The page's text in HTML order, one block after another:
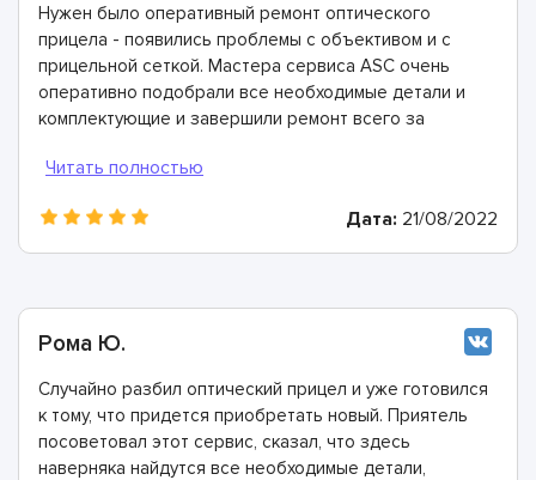
Нужен было оперативный ремонт оптического
прицела - появились проблемы с объективом и с
прицельной сеткой. Мастера сервиса ASC очень
оперативно подобрали все необходимые детали и
комплектующие и завершили ремонт всего за
профи!
Дата: 21/08/2022
Рома Ю.
Случайно разбил оптический прицел и уже готовился
к тому, что придется приобретать новый. Приятель
посоветовал этот сервис, сказал, что здесь
наверняка найдутся все необходимые детали,